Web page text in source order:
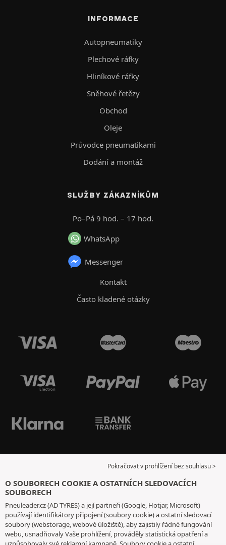
INFORMACE
Autopneumatiky
Plechové ráfky
Hliníkové ráfky
Sněhové řetězy
Obchod
Oleje
Průvodce pneumatikami
Dodání a montáž
SLUŽBY ZÁKAZNÍKŮM
Po–Pá 9 hod. – 17 hod.
WhatsApp
Messenger
Kontakt
Často kladené otázky
Pokračovat v prohlížení bez souhlasu >
O SOUBORECH COOKIE A OSTATNÍCH SLEDOVACÍCH
SOUBORECH
Pneuleader.cz (AD TYRES) a její partneři (Google, Hotjar, Microsoft)
používají identifikátory připojení (soubory cookie) a ostatní sledovací
soubory (webstorage, webové úložiště), aby zajistily řádné fungování
webu, usnadňovaly Vaše prohlížení, prováděly statistická opatření a